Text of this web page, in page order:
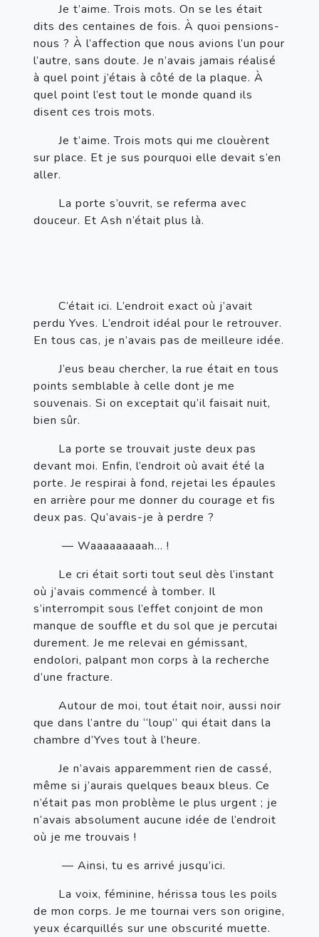
Je t’aime. Trois mots. On se les était
dits des centaines de fois. À quoi pensions-
nous ? À l’affection que nous avions l’un pour
l’autre, sans doute. Je n’avais jamais réalisé
à quel point j’étais à côté de la plaque. À
quel point l’est tout le monde quand ils
disent ces trois mots.
Je t’aime. Trois mots qui me clouèrent
sur place. Et je sus pourquoi elle devait s’en
aller.
La porte s’ouvrit, se referma avec
douceur. Et Ash n’était plus là.
C’était ici. L’endroit exact où j’avait
perdu Yves. L’endroit idéal pour le retrouver.
En tous cas, je n’avais pas de meilleure idée.
J’eus beau chercher, la rue était en tous
points semblable à celle dont je me
souvenais. Si on exceptait qu’il faisait nuit,
bien sûr.
La porte se trouvait juste deux pas
devant moi. Enfin, l’endroit où avait été la
porte. Je respirai à fond, rejetai les épaules
en arrière pour me donner du courage et fis
deux pas. Qu’avais-je à perdre ?
— Waaaaaaaaah… !
Le cri était sorti tout seul dès l’instant
où j’avais commencé à tomber. Il
s’interrompit sous l’effet conjoint de mon
manque de souffle et du sol que je percutai
durement. Je me relevai en gémissant,
endolori, palpant mon corps à la recherche
d’une fracture.
Autour de moi, tout était noir, aussi noir
que dans l’antre du ‘‘loup’’ qui était dans la
chambre d’Yves tout à l’heure.
Je n’avais apparemment rien de cassé,
même si j’aurais quelques beaux bleus. Ce
n’était pas mon problème le plus urgent ; je
n’avais absolument aucune idée de l’endroit
où je me trouvais !
— Ainsi, tu es arrivé jusqu’ici.
La voix, féminine, hérissa tous les poils
de mon corps. Je me tournai vers son origine,
yeux écarquillés sur une obscurité muette.